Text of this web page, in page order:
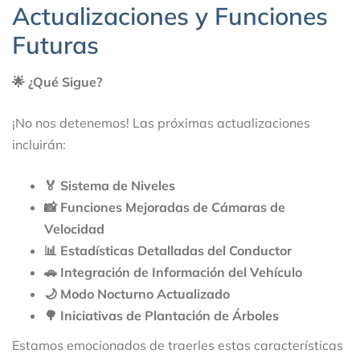
Actualizaciones y Funciones
Futuras
🌟 ¿Qué Sigue?
¡No nos detenemos! Las próximas actualizaciones
incluirán:
🏅 Sistema de Niveles
📸 Funciones Mejoradas de Cámaras de
Velocidad
📊 Estadísticas Detalladas del Conductor
🚗 Integración de Información del Vehículo
🌙 Modo Nocturno Actualizado
🌳 Iniciativas de Plantación de Árboles
Estamos emocionados de traerles estas características